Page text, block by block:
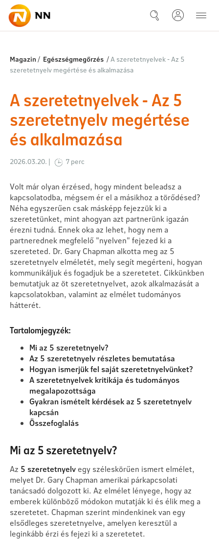
Ugrás a fő tartalomhoz
Magazin / Egészségmegőrzés /A szeretetnyelvek - Az 5
szeretetnyelv megértése és alkalmazása
A szeretetnyelvek - Az 5
szeretetnyelv megértése
és alkalmazása
2026.03.20. | 7 perc
Volt már olyan érzésed, hogy mindent beleadsz a
kapcsolatodba, mégsem ér el a másikhoz a törődésed?
Néha egyszerűen csak másképp fejezzük ki a
szeretetünket, mint ahogyan azt partnerünk igazán
érezni tudná. Ennek oka az lehet, hogy nem a
partnerednek megfelelő "nyelven" fejezed ki a
szereteted. Dr. Gary Chapman alkotta meg az 5
szeretetnyelv elméletét, mely segít megérteni, hogyan
kommunikáljuk és fogadjuk be a szeretetet. Cikkünkben
bemutatjuk az öt szeretetnyelvet, azok alkalmazását a
kapcsolatokban, valamint az elmélet tudományos
hátterét.
Tartalomjegyzék:
Mi az 5 szeretetnyelv?
Az 5 szeretetnyelv részletes bemutatása
Hogyan ismerjük fel saját szeretetnyelvünket?
A szeretetnyelvek kritikája és tudományos
megalapozottsága
Gyakran ismételt kérdések az 5 szeretetnyelv
kapcsán
Összefoglalás
Mi az 5 szeretetnyelv?
Az 5 szeretetnyelvegy széleskörűen ismert elmélet,
melyet Dr. Gary Chapman amerikai párkapcsolati
tanácsadó dolgozott ki. Az elmélet lényege, hogy az
emberek különböző módokon mutatják ki és élik meg a
szeretetet. Chapman szerint mindenkinek van egy
elsődleges szeretetnyelve, amelyen keresztül a
leginkább érzi és fejezi ki a szeretetet.